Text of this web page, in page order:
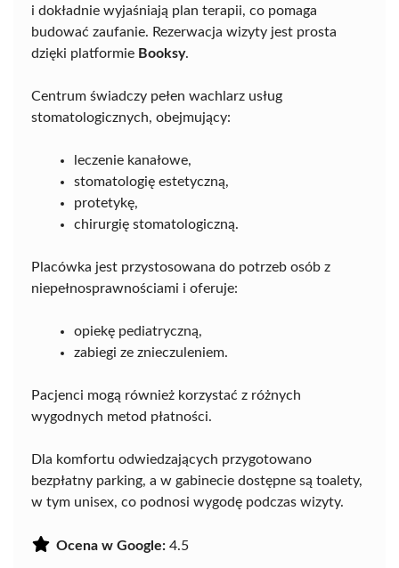
i dokładnie wyjaśniają plan terapii, co pomaga
budować zaufanie. Rezerwacja wizyty jest prosta
dzięki platformie Booksy.
Centrum świadczy pełen wachlarz usług
stomatologicznych, obejmujący:
leczenie kanałowe,
stomatologię estetyczną,
protetykę,
chirurgię stomatologiczną.
Placówka jest przystosowana do potrzeb osób z
niepełnosprawnościami i oferuje:
opiekę pediatryczną,
zabiegi ze znieczuleniem.
Pacjenci mogą również korzystać z różnych
wygodnych metod płatności.
Dla komfortu odwiedzających przygotowano
bezpłatny parking, a w gabinecie dostępne są toalety,
w tym unisex, co podnosi wygodę podczas wizyty.
Ocena w Google: 4.5